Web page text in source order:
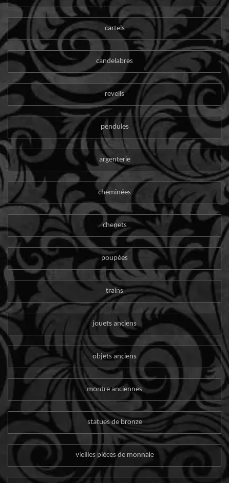
cartels
candelabres
reveils
pendules
argenterie
cheminées
chenets
poupées
trains
jouets anciens
objets anciens
montre anciennes
statues de bronze
vieilles pièces de monnaie